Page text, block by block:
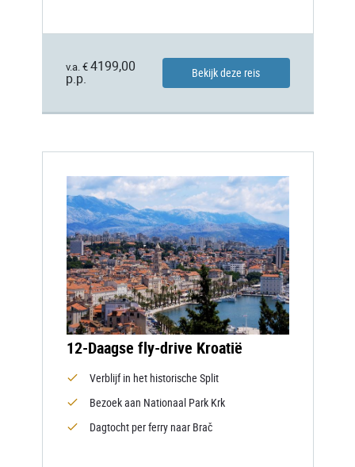
v.a. € 4199,00
p.p.
Bekijk deze reis
12-Daagse fly-drive Kroatië
Verblijf in het historische Split
Bezoek aan Nationaal Park Krk
Dagtocht per ferry naar Brač